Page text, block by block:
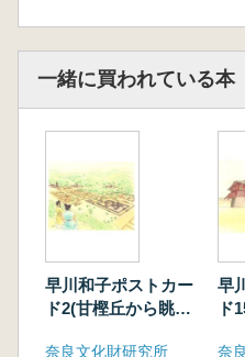
一緒に買われている本
早川和子ポストカー
ド2(甘樫丘から眺め
奈良文化財研究所
早
ド
奈